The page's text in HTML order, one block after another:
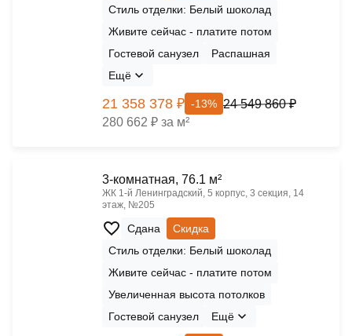
Стиль отделки: Белый шоколад
Живите сейчас - платите потом
Гостевой санузел
Распашная
Ещё
21 358 378 ₽ -13% 24 549 860 ₽
280 662 ₽ за м²
3-комнатная, 76.1 м²
ЖК 1‑й Ленинградский, 5 корпус, 3 секция, 14
этаж, №205
Сдана
Скидка
Стиль отделки: Белый шоколад
Живите сейчас - платите потом
Увеличенная высота потолков
Гостевой санузел
Ещё